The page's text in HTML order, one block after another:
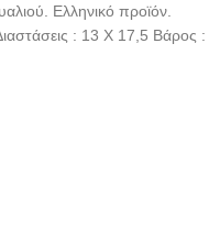
Ελληνικό προϊόν.
: 13 X 17,5 Βάρος :